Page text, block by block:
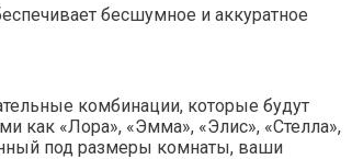
бесшумное и аккуратное
комбинации, которые будут
как «Лора», «Эмма», «Элис», «Стелла»,
под размеры комнаты, ваши